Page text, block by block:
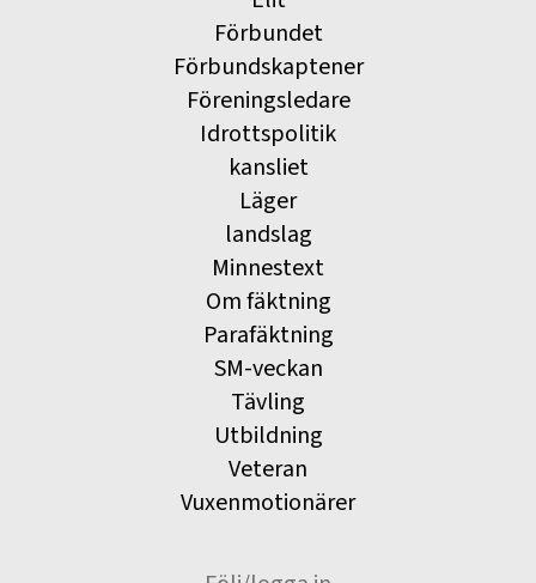
Förbundet
Förbundskaptener
Föreningsledare
Idrottspolitik
kansliet
Läger
landslag
Minnestext
Om fäktning
Parafäktning
SM-veckan
Tävling
Utbildning
Veteran
Vuxenmotionärer